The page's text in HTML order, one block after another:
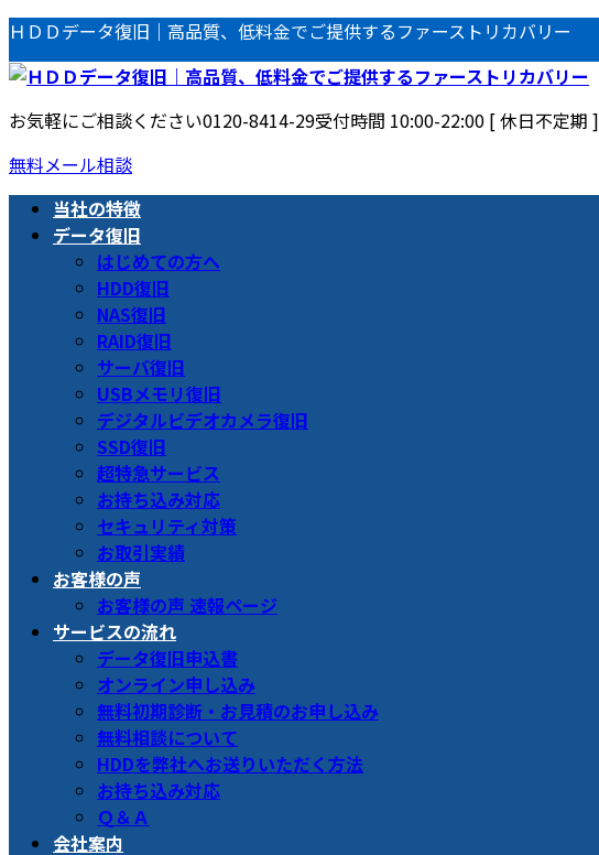
コ
ン
テ
ン
ツ
へ
ス
ナ
ビ
ゲ
ー
シ
ョ
ン
ＨＤＤデータ復旧｜高品質、低料金でご提供するファーストリカバリー
お気軽にご相談ください0120-8414-29受付時間 10:00-22:00 [ 休日不定期 ]
無料メール相談
当社の特徴
データ復旧
はじめての方へ
HDD復旧
NAS復旧
RAID復旧
サーバ復旧
USBメモリ復旧
デジタルビデオカメラ復旧
SSD復旧
超特急サービス
お持ち込み対応
セキュリティ対策
お取引実績
お客様の声
お客様の声 速報ページ
サービスの流れ
データ復旧申込書
オンライン申し込み
無料初期診断・お見積のお申し込み
無料相談について
HDDを弊社へお送りいただく方法
お持ち込み対応
Ｑ＆Ａ
会社案内